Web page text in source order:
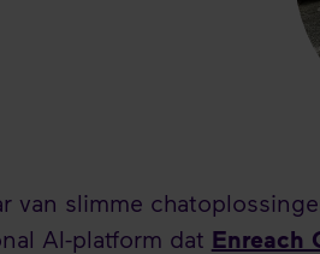
van slimme
AI-platform dat Enreach